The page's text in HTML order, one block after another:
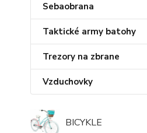
Sebaobrana
Taktické army batohy
Trezory na zbrane
Vzduchovky
BICYKLE